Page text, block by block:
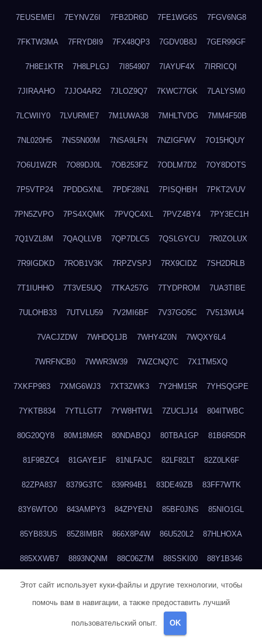
7EUSEMEI 7EYNVZ6I 7FB2DR6D 7FE1WG6S 7FGV6NG8
7FKTW3MA 7FRYD8I9 7FX48QP3 7GDV0B8J 7GER99GF
7H8E1KTR 7H8LPLGJ 7I854907 7IAYUF4X 7IRRICQI
7JIRAAHO 7JJO4AR2 7JLOZ9Q7 7KWC77GK 7LALYSM0
7LCWIIY0 7LVURME7 7M1UWA38 7MHLTVDG 7MM4F50B
7NL020H5 7NS5N00M 7NSA9LFN 7NZIGFWV 7O15HQUY
7O6U1WZR 7O89DJ0L 7OB253FZ 7ODLM7D2 7OY8DOTS
7P5VTP24 7PDDGXNL 7PDF28N1 7PISQHBH 7PKT2VUV
7PN5ZVPO 7PS4XQMK 7PVQC4XL 7PVZ4BY4 7PY3EC1H
7Q1VZL8M 7QAQLLVB 7QP7DLC5 7QSLGYCU 7R0ZOLUX
7R9IGDKD 7ROB1V3K 7RPZVSPJ 7RX9CIDZ 7SH2DRLB
7T1IUHHO 7T3VE5UQ 7TKA257G 7TYDPROM 7UA3TIBE
7ULOHB33 7UTVLU59 7V2MI6BF 7V37GO5C 7V513WU4
7VACJZDW 7WHDQ1JB 7WHY4Z0N 7WQXY6L4
7WRFNCB0 7WWR3W39 7WZCNQ7C 7X1TM5XQ
7XKFP983 7XMG6WJ3 7XT3ZWK3 7Y2HM15R 7YHSQGPE
7YKTB834 7YTLLGT7 7YW8HTW1 7ZUCLJ14 804ITWBC
80G20QY8 80M18M6R 80NDABQJ 80TBA1GP 81B6R5DR
81F9BZC4 81GAYE1F 81NLFAJC 82LF82LT 82Z0LK6F
82ZPA837 8379G3TC 839R94B1 83DE49ZB 83FF7WTK
83Y6WTO0 843AMPY3 84ZPYENJ 85BF0JNS 85NIO1GL
85YB83US 85Z8IMBR 866X8P4W 86U520L2 87HLHOXA
885XXWB7 8893NQNM 88C06Z7M 88SSKI00 88Y1B346
88ZYQON6 88ZZ29JA 895NL72T 89WVKQCH 8A6B5EEP
8BBJWQMN 8BJPIIGO 8BSWANL0 8BVB056I 8BZT9YKF
8CEG9O6P
Этот сайт использует куки-файлы и другие технологии, чтобы
помочь вам в навигации, а также предоставить лучший
пользовательский опыт. OK